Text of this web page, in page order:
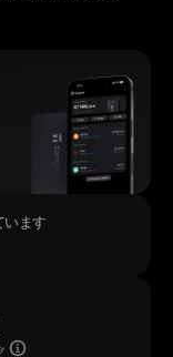
います